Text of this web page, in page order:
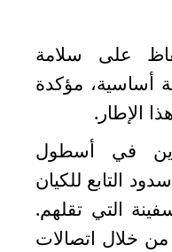
على سلامة
أساسية، مؤكدة
الإطار .
في أسطول
التابع للكيان
التي تقلهم.
خلال اتصالات